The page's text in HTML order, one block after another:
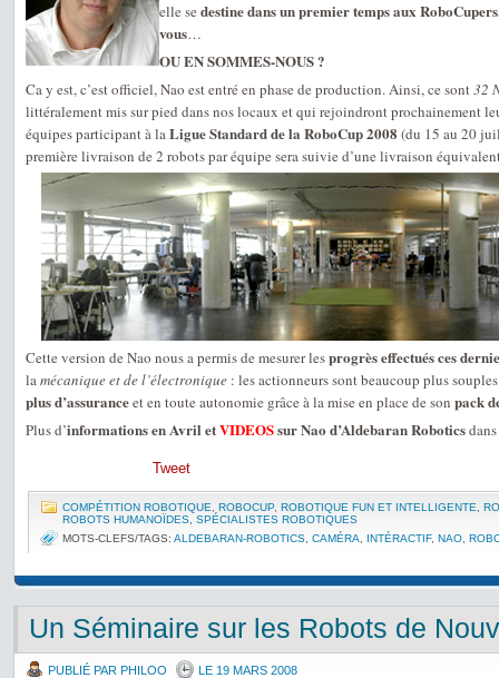
elle se destine dans un premier temps aux
vous…
OU EN SOMMES-NOUS ?
Ca y est, c’est officiel, Nao est entré en phase de production. Ainsi, ce sont32
littéralement mis sur pied dans nos locaux et qui rejoindront prochainement
équipes participant à laLigue Standard de la RoboCup 2008 (du 15 au 20
première livraison de 2 robots par équipe sera suivie d’une livraison
Cette version de Nao nous a permis de mesurer lesprogrès effectués ces
lamécanique et de l’électronique : les actionneurs sont beaucoup plus
plus d’assuranceet en toute autonomie grâce à la mise en place de son pack
Plus d’informations en Avril etVIDEOSsur Nao d’Aldebaran Robotics
Tweet
COMPÉTITION ROBOTIQUE ROBOCUP, ROBOTIQUE FUN ET INTELLIGENTE
ROBOTS HUMANOÏDES SPÉCIALISTES ROBOTIQUES
MOTS-CLEFS/TAGS: ALDEBARAN-ROBOTICS CAMÉRA INTÉRACTIF, NAO
Un Séminaire sur les Robots de
PUBLIÉ PAR PHILOO LE 19 MARS 2008